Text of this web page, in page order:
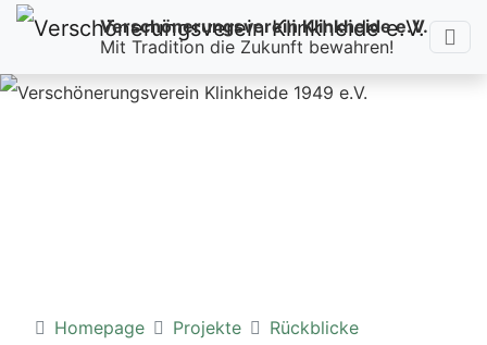
Verschönerungsverein Klinkheide e.V.
Mit Tradition die Zukunft bewahren!
Homepage Projekte
Rückblicke